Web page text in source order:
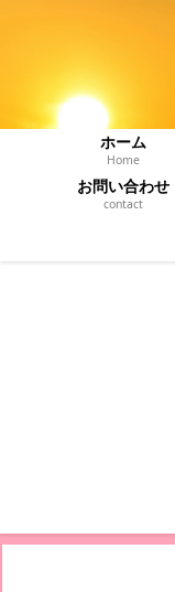
ホーム
Home
お問い合わせ
contact